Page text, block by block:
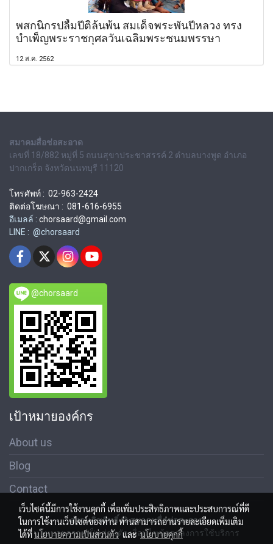
พสกนิกรปลื้มปีติล้นพ้น สมเด็จพระพันปีหลวง ทรง
บำเพ็ญพระราชกุศลวันเฉลิมพระชนมพรรษา
12 ส.ค. 2562
สมาคมสื่อช่อสะอาด
เลขที่ 18/882 หมู่ที่ 5 ถนนสุขาประชาสรรค์ 2 ตำบลบางพูด อำเภอ
ปากเกร็ด จังหวัดนนทบุรี 11120
โทรศัพท์ : 02-963-2424
ติดต่อโฆษณา : 081-616-6955
อีเมลล์ : chorsaard@gmail.com
LINE : @chorsaard
@chorsaard
เป้าหมายองค์กร
About us
Blog
Contact
สงวนลิขสิทธิ์ © สมาคมสื่อช่อสะอาด
นโนบายความเป็นส่วนตัว เงื่อนไขข้อตกลงการใช้บริการ
เว็บไซต์นี้มีการใช้งานคุกกี้ เพื่อเพิ่มประสิทธิภาพและประสบการณ์ที่ดี
ในการใช้งานเว็บไซต์ของท่าน ท่านสามารถอ่านรายละเอียดเพิ่มเติม
ได้ที่นโยบายความเป็นส่วนตัวและนโยบายคุกกี้